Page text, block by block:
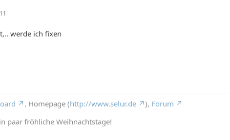
werde ich fixen
, Homepage (http://www.selur.de ), Forum
paar fröhliche Weihnachtstage!